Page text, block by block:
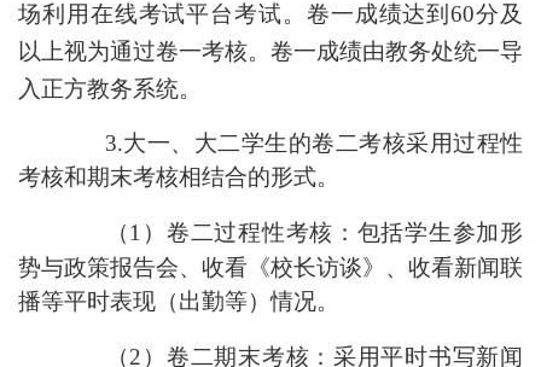
场利用在线考试平台考试。 卷一成绩达到60分及
以上视为通过卷一考核。卷一成绩由教务处统一导
入正方教务系统。
3.大一、大二学生的卷二考核采用过程性
考核和期末考核相结合的形式。
（1）卷二过程性考核 ： 包括学生参加形
势与政策报告会、收看《校长访谈》、收看新闻联
播等平时表现（出勤等）情况。
（2）卷二期末考核 ： 采用平时书写新闻